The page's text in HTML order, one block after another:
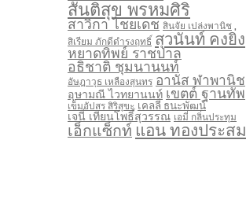
สันติสุข พรหมศิริ
สาวิกา ไชยเดช สินจัย เปล่งพานิช
สิเรียม ภักดีดำรงฤทธิ์ สุวนันท์ คงยิ่ง
หยาดทิพย์ ราชปาล
อธิชาติ ชุมนานนท์
อัษฎาวุธ เหลืองสุนทร อานัส ฬาพานิช
อุษามณี ไวทยานนท์ เขตต์ ฐานทัพ
เข็มอัปสร สิริสุขะ เคลลี่ ธนะพัฒน์
เจนี่ เทียนโพธิ์สุวรรณ เอมี่ กลิ่นประทุม
เอ็กแซ็กท์ แอน ทองประสม